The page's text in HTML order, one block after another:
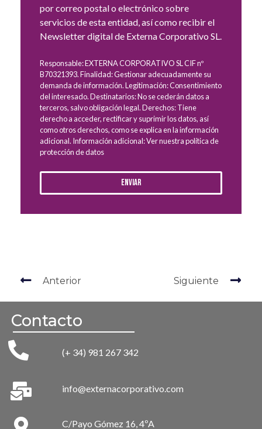
por correo postal o electrónico sobre
servicios de esta entidad, así como recibir el
Newsletter digital de Externa Corporativo SL.
Responsable: EXTERNA CORPORATIVO SL CIF nº
B70321393. Finalidad: Gestionar adecuadamente su
demanda de información. Legitimación: Consentimiento
del interesado. Destinatarios: No se cederán datos a
terceros, salvo obligación legal. Derechos: Tiene
derecho a acceder, rectificar y suprimir los datos, así
como otros derechos, como se explica en la información
adicional. Información adicional: Ver nuestra política de
protección de datos
Enviar
Anterior Siguiente
Contacto
(+ 34) 981 267 342
info@externacorporativo.com
C/Payo Gómez 16, 4ºA